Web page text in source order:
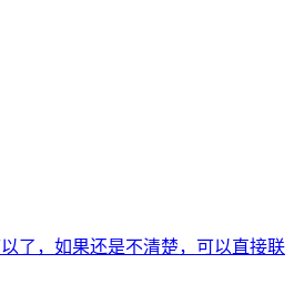
了，如果还是不清楚，可以直接联